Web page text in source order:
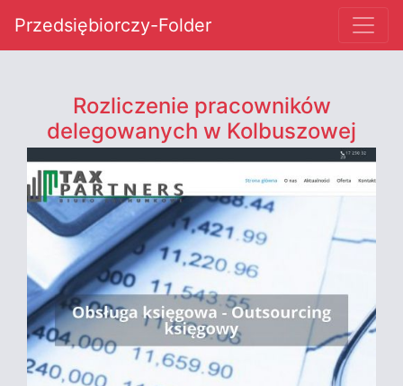
Przedsiębiorczy-Folder
Rozliczenie pracowników
delegowanych w Kolbuszowej